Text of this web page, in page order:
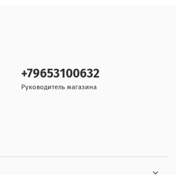
+79653100632
Руководитель магазина